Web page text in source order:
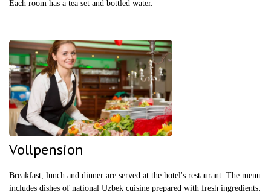
Each room has a tea set and bottled water.
Vollpension
Breakfast, lunch and dinner are served at the hotel's restaurant. The menu
includes dishes of national Uzbek cuisine prepared with fresh ingredients.